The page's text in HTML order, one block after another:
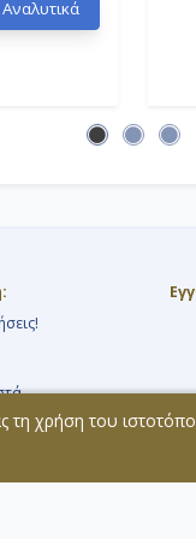
τη χρήση του
Αναλυτικά